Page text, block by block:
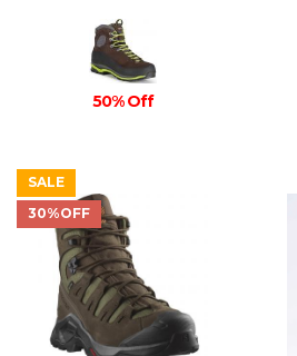
50% Off
SALE
30%OFF